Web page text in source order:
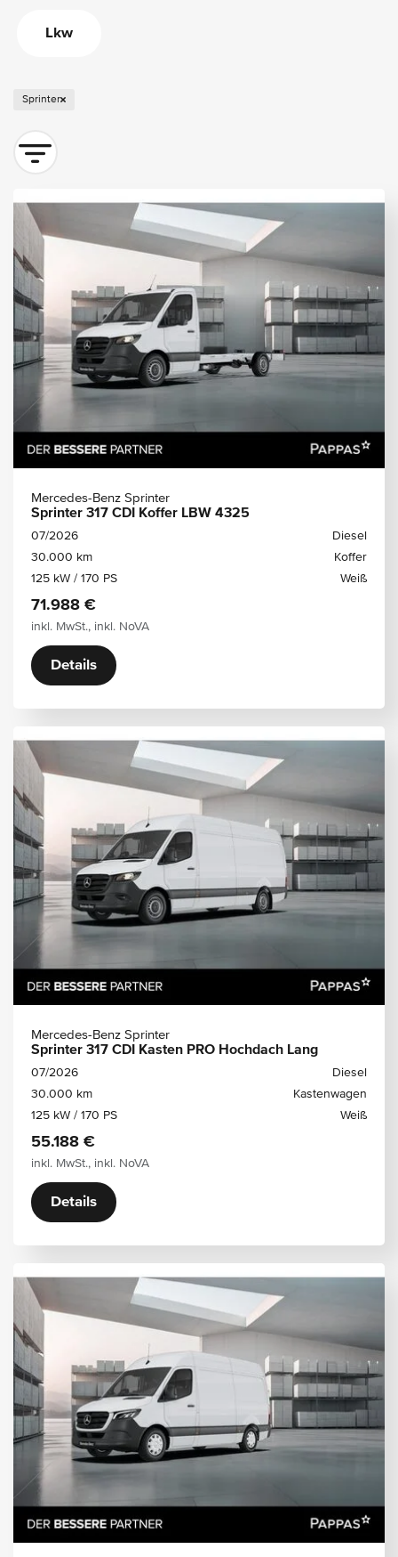
Lkw
Sprinter
Mercedes-Benz Sprinter
Sprinter 317 CDI Koffer LBW 4325
07/2026
Diesel
30.000 km
Koffer
125 kW / 170 PS
Weiß
71.988 €
inkl. MwSt., inkl. NoVA
Details
Mercedes-Benz Sprinter
Sprinter 317 CDI Kasten PRO Hochdach Lang
07/2026
Diesel
30.000 km
Kastenwagen
125 kW / 170 PS
Weiß
55.188 €
inkl. MwSt., inkl. NoVA
Details